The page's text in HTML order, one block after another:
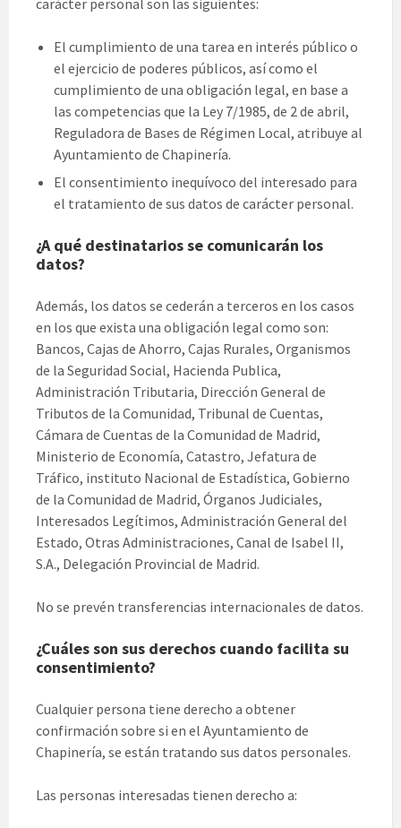
carácter personal son las siguientes:
El cumplimiento de una tarea en interés público o
el ejercicio de poderes públicos, así como el
cumplimiento de una obligación legal, en base a
las competencias que la Ley 7/1985, de 2 de abril,
Reguladora de Bases de Régimen Local, atribuye al
Ayuntamiento de Chapinería.
El consentimiento inequívoco del interesado para
el tratamiento de sus datos de carácter personal.
¿A qué destinatarios se comunicarán los
datos?
Además, los datos se cederán a terceros en los casos
en los que exista una obligación legal como son:
Bancos, Cajas de Ahorro, Cajas Rurales, Organismos
de la Seguridad Social, Hacienda Publica,
Administración Tributaria, Dirección General de
Tributos de la Comunidad, Tribunal de Cuentas,
Cámara de Cuentas de la Comunidad de Madrid,
Ministerio de Economía, Catastro, Jefatura de
Tráfico, instituto Nacional de Estadística, Gobierno
de la Comunidad de Madrid, Órganos Judiciales,
Interesados Legítimos, Administración General del
Estado, Otras Administraciones, Canal de Isabel II,
S.A., Delegación Provincial de Madrid.
No se prevén transferencias internacionales de datos.
¿Cuáles son sus derechos cuando facilita su
consentimiento?
Cualquier persona tiene derecho a obtener
confirmación sobre si en el Ayuntamiento de
Chapinería, se están tratando sus datos personales.
Las personas interesadas tienen derecho a: